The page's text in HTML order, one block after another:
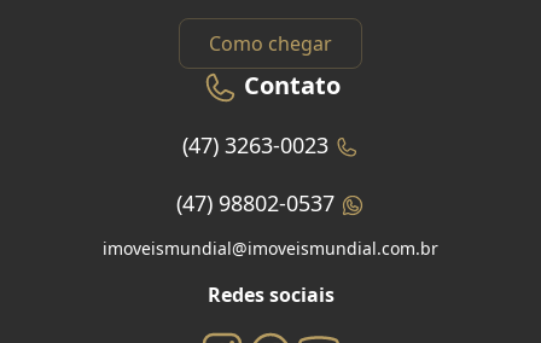
Como chegar
Contato
(47) 3263-0023
(47) 98802-0537
imoveismundial@imoveismundial.com.br
Redes sociais